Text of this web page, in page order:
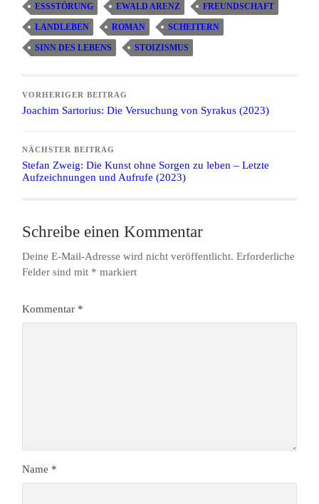
ESSSTÖRUNG EWALD ARENZ FREUNDSCHAFT
LANDLEBEN ROMAN SCHEITERN
SINN DES LEBENS STOIZISMUS
VORHERIGER BEITRAG
Joachim Sartorius: Die Versuchung von Syrakus (2023)
NÄCHSTER BEITRAG
Stefan Zweig: Die Kunst ohne Sorgen zu leben – Letzte
Aufzeichnungen und Aufrufe (2023)
Schreibe einen Kommentar
Deine E-Mail-Adresse wird nicht veröffentlicht. Erforderliche
Felder sind mit * markiert
Kommentar *
Name *